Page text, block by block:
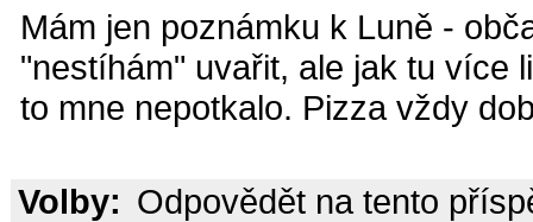
Mám jen poznámku k Luně -
"nestíhám" uvařit, ale jak tu více
to mne nepotkalo. Pizza vždy
Volby: Odpovědět na tento